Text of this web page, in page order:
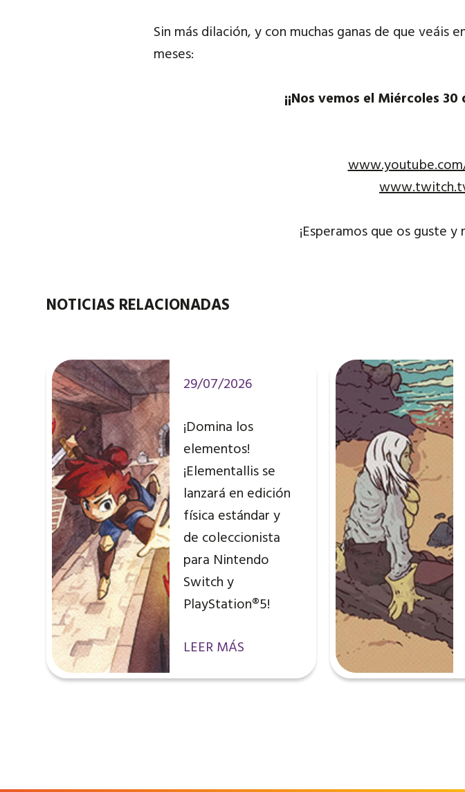
Sin más dilación, y con muchas ganas de que
meses:
¡¡Nos vemos el Miércoles
¡Esperamos que os guste
NOTICIAS RELACIONADAS
29/07/2026
¡Domina los
elementos!
¡Elementallis se
lanzará en edición
física estándar y
de coleccionista
para Nintendo
Switch y
PlayStation®5!
LEER MÁS